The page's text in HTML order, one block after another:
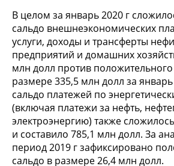
В целом за январь 2020 г
сальдо внешнеэкономических
услуги, доходы и трансферты
предприятий и домашних
млн долл против
размере 335,5 млн долл за
сальдо платежей по
(включая платежи за нефть,
электроэнергию) также
и составило 785,1 млн долл. За
период 2019 г зафиксировано
сальдо в размере 26,4 млн долл.